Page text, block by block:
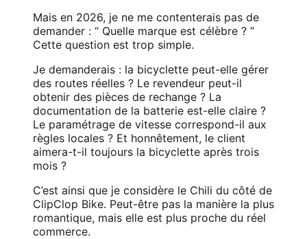
Mais en 2026, je ne me contenterais pas de
demander : “ Quelle marque est célèbre ? ”
Cette question est trop simple.
Je demanderais : la bicyclette peut-elle gérer
des routes réelles ? Le revendeur peut-il
obtenir des pièces de rechange ? La
documentation de la batterie est-elle claire ?
Le paramétrage de vitesse correspond-il aux
règles locales ? Et honnêtement, le client
aimera-t-il toujours la bicyclette après trois
mois ?
C’est ainsi que je considère le Chili du côté de
ClipClop Bike. Peut-être pas la manière la plus
romantique, mais elle est plus proche du réel
commerce.